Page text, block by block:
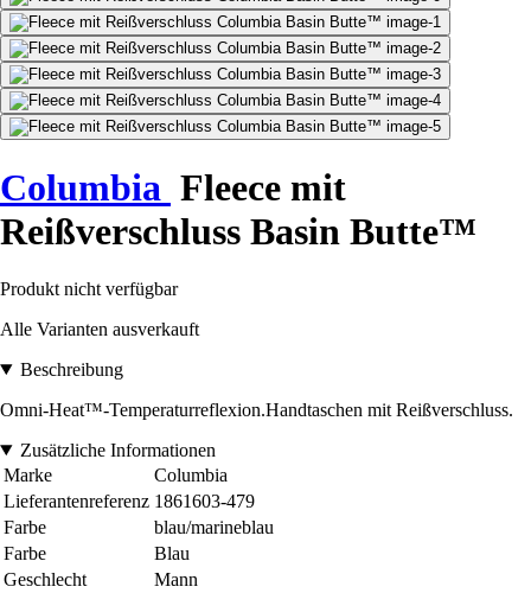
Columbia Fleece mit
Reißverschluss Basin Butte™
Produkt nicht verfügbar
Alle Varianten ausverkauft
Beschreibung
Omni-Heat™-Temperaturreflexion.Handtaschen mit Reißverschluss.
Zusätzliche Informationen
Marke
Columbia
Lieferantenreferenz 1861603-479
Farbe
blau/marineblau
Farbe
Blau
Geschlecht
Mann